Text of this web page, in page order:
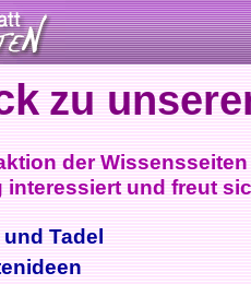
zu
der
interessiert und freut
Tadel